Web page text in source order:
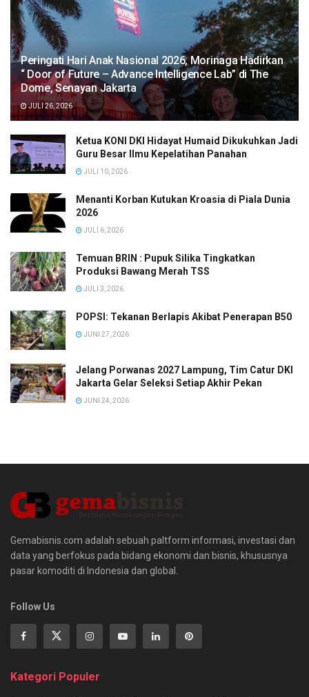
Peringati Hari Anak Nasional 2026, Morinaga Hadirkan
“ Door of Future – Advance Intelligence Lab” di The
Dome, Senayan Jakarta
JULI 26, 2026
Ketua KONI DKI Hidayat Humaid Dikukuhkan Jadi
Guru Besar Ilmu Kepelatihan Panahan
JULI 10, 2026
Menanti Korban Kutukan Kroasia di Piala Dunia
2026
JULI 6, 2026
Temuan BRIN : Pupuk Silika Tingkatkan
Produksi Bawang Merah TSS
JULI 3, 2026
POPSI: Tekanan Berlapis Akibat Penerapan B50
JUNI 27, 2026
Jelang Porwanas 2027 Lampung, Tim Catur DKI
Jakarta Gelar Seleksi Setiap Akhir Pekan
JUNI 24, 2026
Gemabisnis.com adalah sebuah paltform informasi, investasi dan
data yang berfokus pada bidang ekonomi dan bisnis, khususnya
pasar komoditi di Indonesia dan global.
Follow Us
Kategori Populer